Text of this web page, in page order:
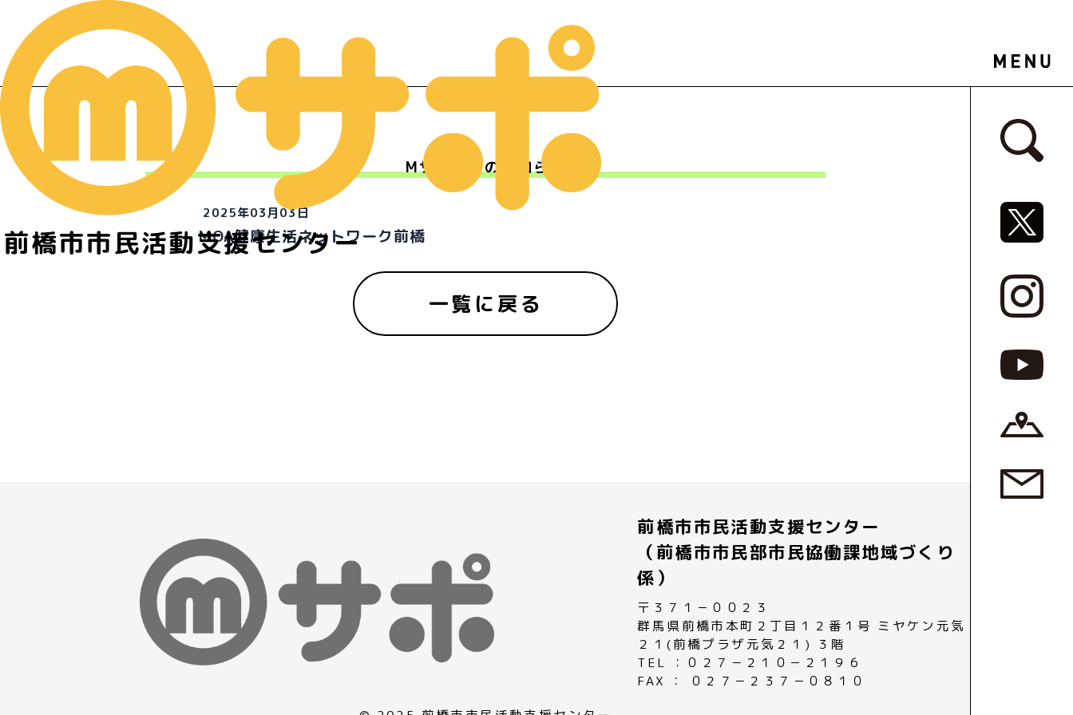
前橋市市民活動支援センター
サイドバ
SNSリ
Mサポからのお知らせ
2025年03月03日
MOA健康生活ネットワーク前橋
一覧に戻る
前橋市市民活動支援センター
（前橋市市民部市民協働課地域づくり
係）
〒３７１－００２３
群馬県前橋市本町２丁目１２番１号 ミヤケン元気
２１(前橋プラザ元気２１) ３階
TEL ：０２７－２１０－２１９６
FAX ： ０２７－２３７－０８１０